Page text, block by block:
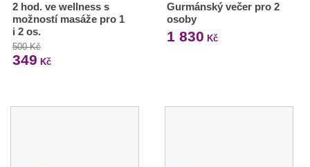
2 hod. ve wellness s
možností masáže pro 1
i 2 os.
500 Kč
349 Kč
Gurmánský večer pro 2
osoby
1 830 Kč